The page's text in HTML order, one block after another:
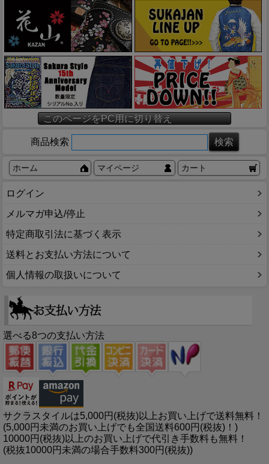
このページをPC用に切り替え
商品検索
ホーム マイページ カート
ログイン
メルマガ申込/停止
特定商取引法に基づく表示
送料とお支払い方法について
個人情報の取扱いについて
選べる8つの支払い方法
サクラスタイルは5,000円(税抜)以上お買い上げで送料無料！
(5,000円未満のお買い上げでも全国送料600円(税抜)！)
10000円(税抜)以上のお買い上げで代引き手数料も無料！
(税抜10000円未満の場合手数料300円(税抜))